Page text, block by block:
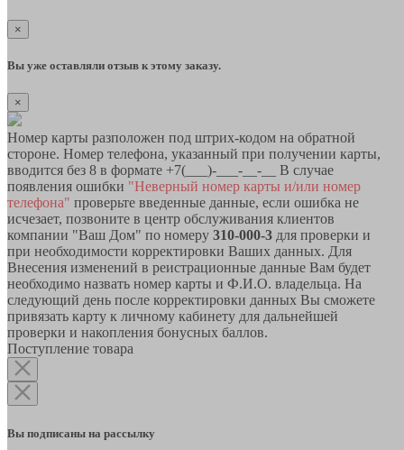
×
Вы уже оставляли отзыв к этому заказу.
×
Номер карты разположен под штрих-кодом на обратной
стороне. Номер телефона, указанный при получении карты,
вводится без 8 в формате +7(___)-___-__-__ В случае
появления ошибки "Неверный номер карты и/или номер
телефона" проверьте введенные данные, если ошибка не
исчезает, позвоните в центр обслуживания клиентов
компании "Ваш Дом" по номеру 310-000-3 для проверки и
при необходимости корректировки Ваших данных. Для
Внесения изменений в реистрационные данные Вам будет
необходимо назвать номер карты и Ф.И.О. владельца. На
следующий день после корректировки данных Вы сможете
привязать карту к личному кабинету для дальнейшей
проверки и накопления бонусных баллов.
Поступление товара
Вы подписаны на рассылку